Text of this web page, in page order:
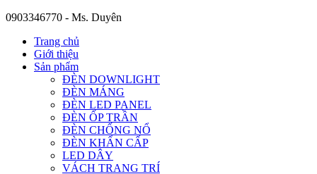
0903346770 - Ms. Duyên
Trang chủ
Giới thiệu
Sản phẩm
ĐÈN DOWNLIGHT
ĐÈN MÁNG
ĐÈN LED PANEL
ĐÈN ỐP TRẦN
ĐÈN CHỐNG NỔ
ĐÈN KHẨN CẤP
LED DÂY
VÁCH TRANG TRÍ